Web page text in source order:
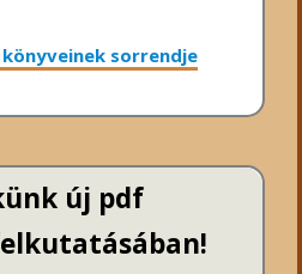
könyveinek sorrendje
új pdf